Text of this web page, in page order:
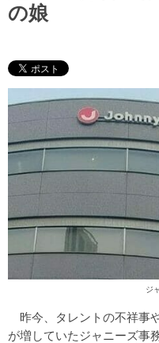
の娘
ジ
昨今、タレントの不祥事
が増していたジャニーズ事